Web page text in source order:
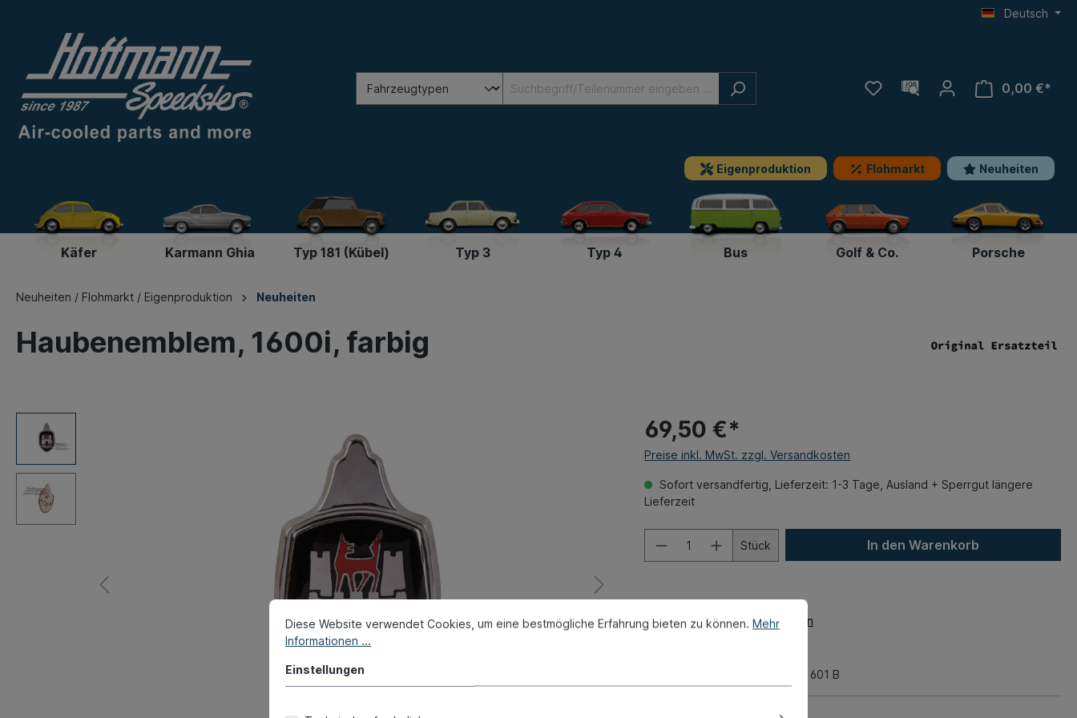
Deutsch
0,00 €*
Eigenproduktion Flohmarkt Neuheiten
Käfer Karmann Ghia Typ 181 (Kübel) Typ 3 Typ 4 Bus Golf & Co. Porsche
Neuheiten / Flohmarkt / Eigenproduktion Neuheiten
Haubenemblem, 1600i, farbig
69,50 €*
Preise inkl. MwSt. zzgl. Versandkosten
Sofort versandfertig, Lieferzeit: 1-3 Tage, Ausland + Sperrgut längere
Lieferzeit
Stück In den Warenkorb
Zum Merkzettel hinzufügen
1BM 853 601 B
Diese Website verwendet Cookies, um eine bestmögliche Erfahrung bieten zu können. Mehr
Informationen ...
Einstellungen